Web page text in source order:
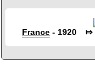
France- 1920 ⤇